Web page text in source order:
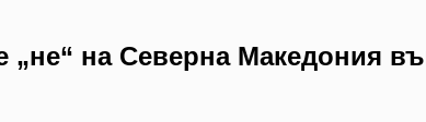
„не“ на Северна Македония